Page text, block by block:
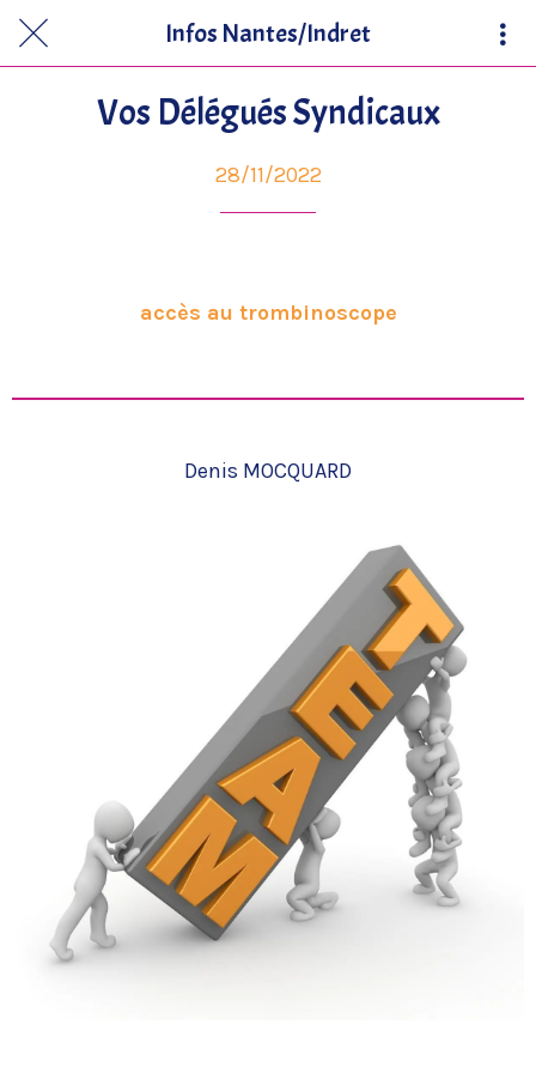
Infos Nantes/Indret
Vos Délégués Syndicaux
28/11/2022
accès au trombinoscope
Denis MOCQUARD